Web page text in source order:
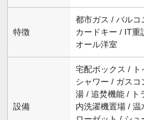
特徴
都市ガス / バル
カードキー / IT重
オール洋室
設備
宅配ボックス /
シャワー / ガス
湯 / 追焚機能 / ト
内洗濯機置場 / 温